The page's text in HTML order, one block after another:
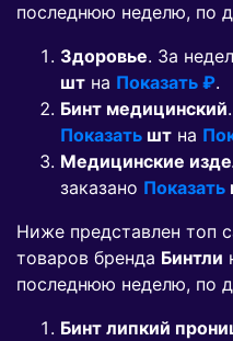
последнюю неделю, по
Здоровье. За
шт на Показать ₽.
Бинт медицинский
Показать шт на
Медицинские
заказано Показать
Ниже представлен топ
товаров бренда Бинтли
последнюю неделю, по
Бинт липкий